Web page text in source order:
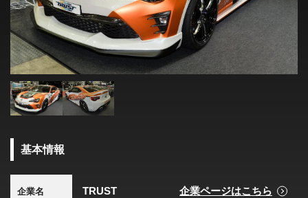
基本情報
企業名 TRUST 企業ページはこちら